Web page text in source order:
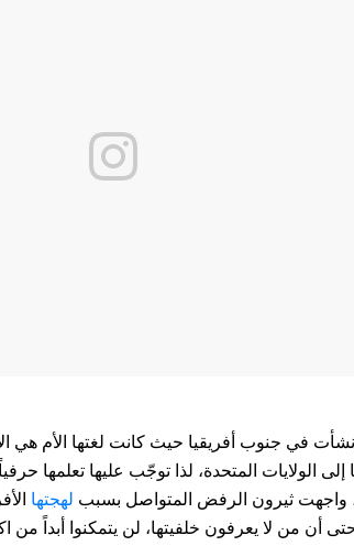
في جنوب أفريقيا حيث كانت لغتها الأم هي
إلى الولايات المتحدة، لذا توجّب عليها تعلمها
واجهت ثيرون الرفض المتواصل بسبب لهجتها
أن من لا يعرفون خلفيتها، لن يتمكنوا أبداً